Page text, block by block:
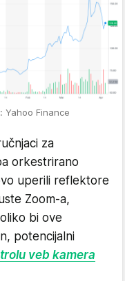
Yahoo Finance
za
orkestrirano
uperili reflektore
Zoom-a,
bi ove
potencijalni
veb kamera